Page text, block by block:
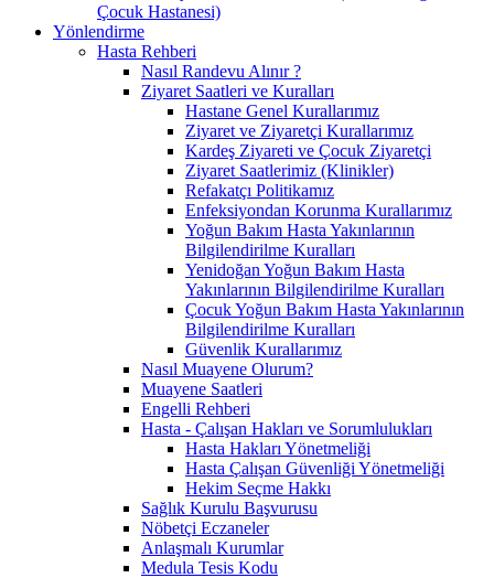
Çocuk Hastanesi)
Yönlendirme
Hasta Rehberi
Nasıl Randevu Alınır ?
Ziyaret Saatleri ve Kuralları
Hastane Genel Kurallarımız
Ziyaret ve Ziyaretçi Kurallarımız
Kardeş Ziyareti ve Çocuk Ziyaretçi
Ziyaret Saatlerimiz (Klinikler)
Refakatçı Politikamız
Enfeksiyondan Korunma Kurallarımız
Yoğun Bakım Hasta Yakınlarının
Bilgilendirilme Kuralları
Yenidoğan Yoğun Bakım Hasta
Yakınlarının Bilgilendirilme Kuralları
Çocuk Yoğun Bakım Hasta Yakınlarının
Bilgilendirilme Kuralları
Güvenlik Kurallarımız
Nasıl Muayene Olurum?
Muayene Saatleri
Engelli Rehberi
Hasta - Çalışan Hakları ve Sorumlulukları
Hasta Hakları Yönetmeliği
Hasta Çalışan Güvenliği Yönetmeliği
Hekim Seçme Hakkı
Sağlık Kurulu Başvurusu
Nöbetçi Eczaneler
Anlaşmalı Kurumlar
Medula Tesis Kodu